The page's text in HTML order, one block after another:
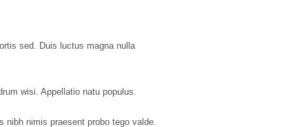
sed. Duis luctus magna nulla
wisi. Appellatio natu populus.
nimis praesent probo tego valde.